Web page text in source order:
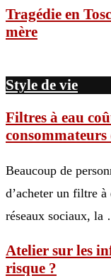
Tragédie en
mère
Style de vie
Filtres à eau
Beaucoup de
d’acheter un filtre
réseaux sociaux, la
Atelier sur les
risque ?